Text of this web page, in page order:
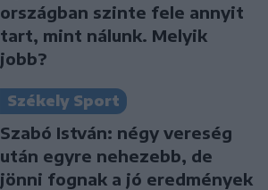
országban szinte fele annyit
tart, mint nálunk. Melyik
jobb?
Székely Sport
Szabó István: négy vereség
után egyre nehezebb, de
jönni fognak a jó eredmények